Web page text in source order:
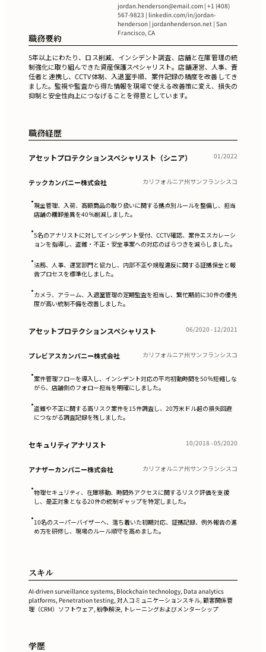
jordan.henderson@email.com | +1 (408)
567-9823 | linkedin.com/in/jordan-
henderson | jordanhenderson.net | San
Francisco, CA
職務要約
5年以上にわたり、ロス削減、インシデント調査、店舗と在庫管理の統
制強化に取り組んできた資産保護スペシャリスト。店舗運営、人事、責
任者と連携し、CCTV体制、入退室手順、案件記録の精度を改善してき
ました。監視や監査から得た情報を現場で使える改善策に変え、損失の
抑制と安全性向上につなげることを得意としています。
職務経歴
アセットプロテクションスペシャリスト（シニア） 01/2022
テックカンパニー株式会社 カリフォルニア州サンフランシスコ
•現金管理、入荷、高額商品の取り扱いに関する拠点別ルールを整備し、担当
店舗の棚卸差異を40％削減しました。
•5名のアナリストに対してインシデント受付、CCTV確認、案件エスカレーシ
ョンを指導し、盗難・不正・安全事案への対応のばらつきを減らしました。
•法務、人事、運営部門と協力し、内部不正や規程違反に関する証拠保全と報
告プロセスを標準化しました。
•カメラ、アラーム、入退室管理の定期監査を担当し、繁忙期前に30件の優先
度が高い統制不備を改善しました。
アセットプロテクションスペシャリスト 06/2020 - 12/2021
プレビアスカンパニー株式会社 カリフォルニア州サンフランシスコ
•案件管理フローを導入し、インシデント対応の平均初動時間を50％短縮しな
がら、店舗側のフォロー担当を明確にしました。
•盗難や不正に関する高リスク案件を15件調査し、20万米ドル超の損失回避
につながる調査記録を残しました。
セキュリティアナリスト 10/2018 - 05/2020
アナザーカンパニー株式会社 カリフォルニア州サンフランシスコ
•物理セキュリティ、在庫移動、時間外アクセスに関するリスク評価を支援
し、是正対象となる20件の統制ギャップを特定しました。
•10名のスーパーバイザーへ、落ち着いた初期対応、証拠記録、例外報告の進
め方を研修し、現場のルール順守を高めました。
スキル
AI-driven surveillance systems, Blockchain technology, Data analytics
platforms, Penetration testing, 対人コミュニケーションスキル, 顧客関係管
理（CRM）ソフトウェア, 紛争解決, トレーニングおよびメンターシップ
学歴